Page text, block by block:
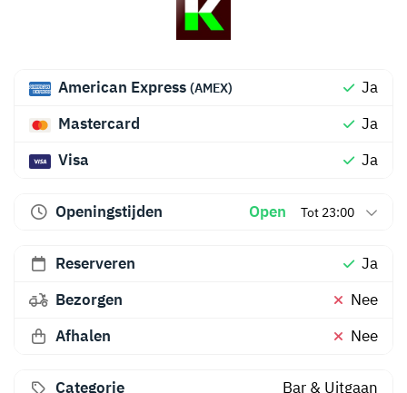
American Express (AMEX)
Ja
Mastercard
Ja
Visa
Ja
Openingstijden Open Tot 23:00
Reserveren
Ja
Bezorgen
Nee
Afhalen
Nee
Categorie
Bar & Uitgaan